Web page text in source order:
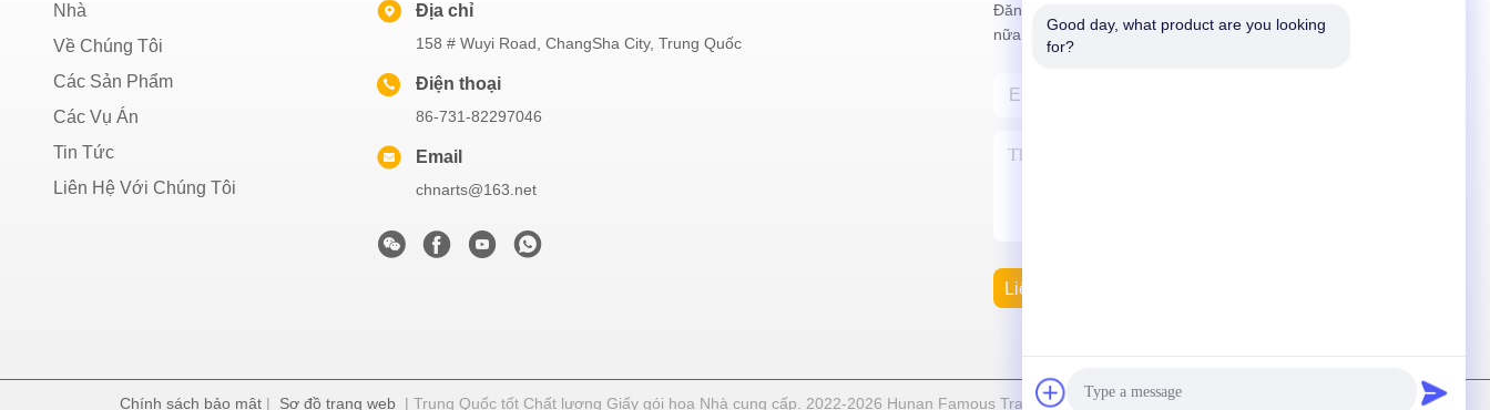
Nhà
Về Chúng Tôi
Các Sản Phẩm
Các Vụ Án
Tin Tức
Liên Hệ Với Chúng Tôi
Địa chỉ
158 # Wuyi Road, ChangSha City, Trung Quốc
Điện thoại
86-731-82297046
Email
chnarts@163.net
Đăng ký bản tin của chúng tôi để được giảm giá và nhiều hơn
nữa.
Liên Hệ Với Chúng Tôi
Chính sách bảo mật | Sơ đồ trang web | Trung Quốc tốt Chất lượng Giấy gói hoa Nhà cung cấp. 2022-2026 Hunan Famous Trading Co., Ltd. Tất cả. Tất cả quyền được bảo lưu.
Good day, what product are you looking
for?